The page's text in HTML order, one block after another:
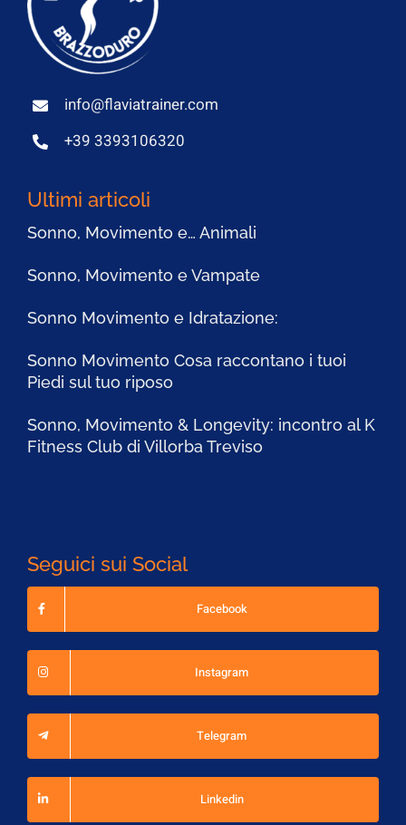
info@flaviatrainer.com
+39 3393106320
Ultimi articoli
Sonno, Movimento e… Animali
Sonno, Movimento e Vampate
Sonno Movimento e Idratazione:
Sonno Movimento Cosa raccontano i tuoi
Piedi sul tuo riposo
Sonno, Movimento & Longevity: incontro al K
Fitness Club di Villorba Treviso
Seguici sui Social
Facebook
Instagram
Telegram
Linkedin